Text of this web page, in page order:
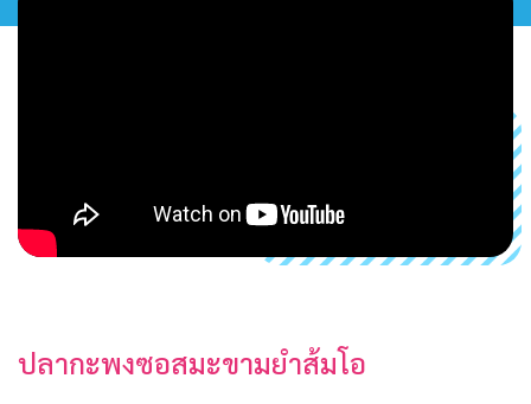
ปลากะพงซอสมะขามยำส้มโอ